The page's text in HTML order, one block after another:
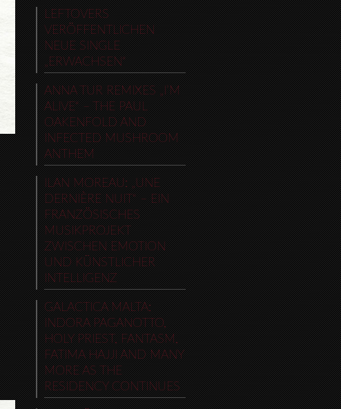
LEFTOVERS
VERÖFFENTLICHEN
NEUE SINGLE
„ERWACHSEN“
ANNA TUR REMIXES „I’M
ALIVE“ – THE PAUL
OAKENFOLD AND
INFECTED MUSHROOM
ANTHEM
ILAN MOREAU: „UNE
DERNIÈRE NUIT“ – EIN
FRANZÖSISCHES
MUSIKPROJEKT
ZWISCHEN EMOTION
UND KÜNSTLICHER
INTELLIGENZ
GALACTICA MALTA:
INDORA PAGANOTTO,
HOLY PRIEST, FANTASM,
FATIMA HAJJI AND MANY
MORE AS THE
RESIDENCY CONTINUES